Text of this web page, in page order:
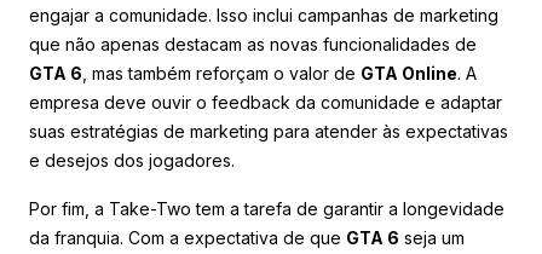
engajar a comunidade. Isso inclui campanhas de marketing
que não apenas destacam as novas funcionalidades de
GTA 6 , mas também reforçam o valor de GTA Online. A
empresa deve ouvir o feedback da comunidade e adaptar
suas estratégias de marketing para atender às expectativas
e desejos dos jogadores.
Por fim, a Take-Two tem a tarefa de garantir a longevidade
da franquia. Com a expectativa de que GTA 6 seja um